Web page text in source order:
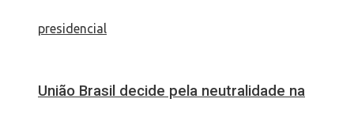
União Brasil decide pela neutralidade na